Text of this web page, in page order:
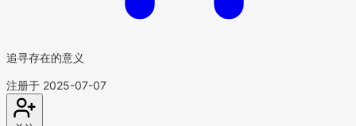
追寻存在的意义
注册于 2025-07-07